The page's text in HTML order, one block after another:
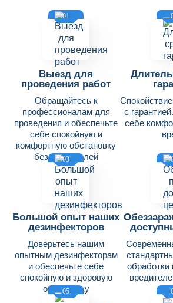
01
Выезд для
проведения работ
Обращайтесь к
профессионалам для
проведения и обеспечьте
себе спокойную и
комфортную обстановку
без вредителей
с
себе
03
Большой опыт наших
дезинфекторов
Доверьтесь нашим
опытным дезинфекторам
и обеспечьте себе
спокойную и здоровую
обстановку
обработки
05